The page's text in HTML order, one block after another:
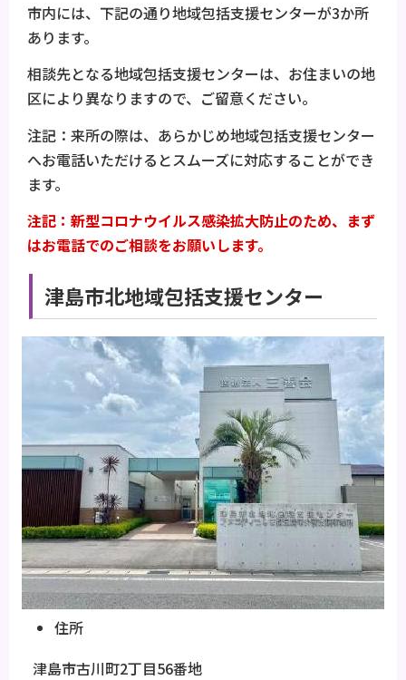
市内には、下記の通り地域包括支援センターが3か所
あります。
相談先となる地域包括支援センターは、お住まいの地
区により異なりますので、ご留意ください。
注記：来所の際は、あらかじめ地域包括支援センター
へお電話いただけるとスムーズに対応することができ
ます。
注記：新型コロナウイルス感染拡大防止のため、まず
はお電話でのご相談をお願いします。
津島市北地域包括支援センター
住所
津島市古川町2丁目56番地